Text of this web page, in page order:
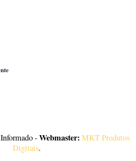
-Webmaster: MKT Produtos
Digitais.